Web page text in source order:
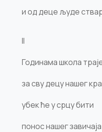
и од деце људе
II
Годинама школа
за сву децу нашег
убек ће у срцу бити
понос нашег завичаја